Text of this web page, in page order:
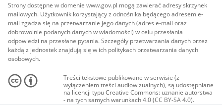
Strony dostępne w domenie www.gov.pl mogą zawierać adresy skrzynek
mailowych. Użytkownik korzystający z odnośnika będącego adresem e-
mail zgadza się na przetwarzanie jego danych (adres e-mail oraz
dobrowolnie podanych danych w wiadomości) w celu przesłania
odpowiedzi na przesłane pytania. Szczegóły przetwarzania danych przez
każdą z jednostek znajdują się w ich politykach przetwarzania danych
osobowych.
Treści tekstowe publikowane w serwisie (z
wyłączeniem treści audiowizualnych), są udostępniane
na licencji typu Creative Commons: uznanie autorstwa
- na tych samych warunkach 4.0 (CC BY-SA 4.0).